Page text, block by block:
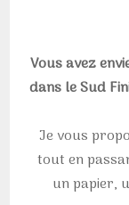
Vous avez
dans le Sud
Je vous
tout en
un papier,